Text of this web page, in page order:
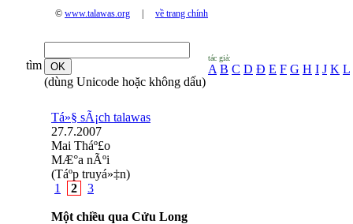
© www.talawas.org về trang chính
tìm
(dùng Unicode hoặc không dấu)
tác giả:
A B C D Đ E F G H I J K L
Tá»§ sÃ¡ch talawas
27.7.2007
Mai Tháº£o
MÆ°a nÃºi
(Táº­p truyá»‡n)
1
2 3
Một chiều qua Cửu Long